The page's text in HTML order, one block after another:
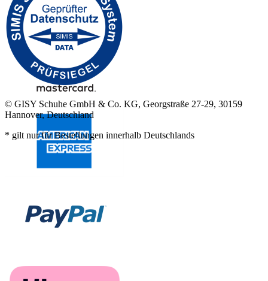
© GISY Schuhe GmbH & Co. KG, Georgstraße 27-29, 30159
Hannover, Deutschland
* gilt nur für Bestellungen innerhalb Deutschlands